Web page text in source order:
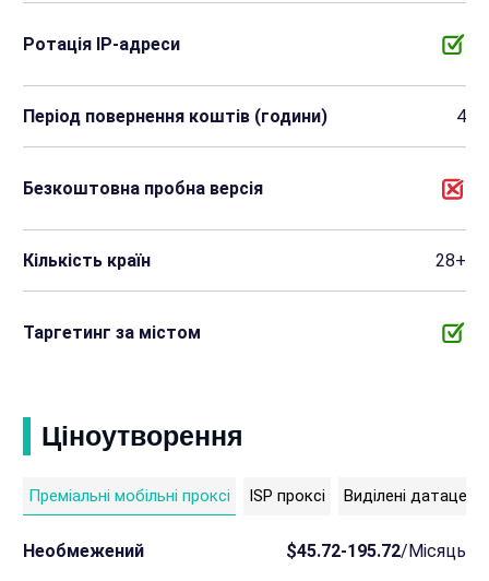
Ротація IP-адреси
Період повернення коштів (години) 4
Безкоштовна пробна версія
Кількість країн 28+
Таргетинг за містом
Ціноутворення
Преміальні мобільні проксі ISP проксі Виділені
Необмежений $45.72-195.72/Місяць